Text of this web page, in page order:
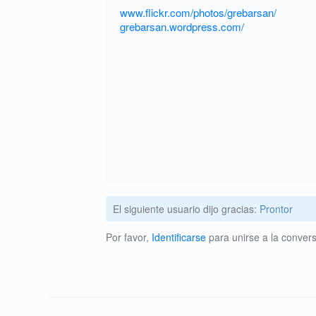
www.flickr.com/photos/grebarsan/
grebarsan.wordpress.com/
El siguiente usuario dijo gracias: Prontor
Por favor, Identificarse para unirse a la